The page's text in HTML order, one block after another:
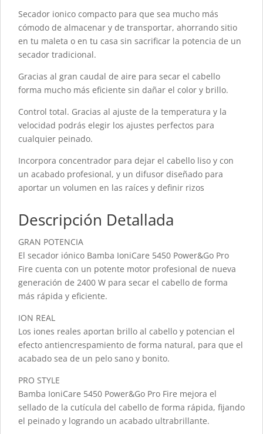
Secador ionico compacto para que sea mucho más
cómodo de almacenar y de transportar, ahorrando sitio
en tu maleta o en tu casa sin sacrificar la potencia de un
secador tradicional.
Gracias al gran caudal de aire para secar el cabello
forma mucho más eficiente sin dañar el color y brillo.
Control total. Gracias al ajuste de la temperatura y la
velocidad podrás elegir los ajustes perfectos para
cualquier peinado.
Incorpora concentrador para dejar el cabello liso y con
un acabado profesional, y un difusor diseñado para
aportar un volumen en las raíces y definir rizos
Descripción Detallada
GRAN POTENCIA
El secador iónico Bamba IoniCare 5450 Power&Go Pro
Fire cuenta con un potente motor profesional de nueva
generación de 2400 W para secar el cabello de forma
más rápida y eficiente.
ION REAL
Los iones reales aportan brillo al cabello y potencian el
efecto antiencrespamiento de forma natural, para que el
acabado sea de un pelo sano y bonito.
PRO STYLE
Bamba IoniCare 5450 Power&Go Pro Fire mejora el
sellado de la cutícula del cabello de forma rápida, fijando
el peinado y logrando un acabado ultrabrillante.